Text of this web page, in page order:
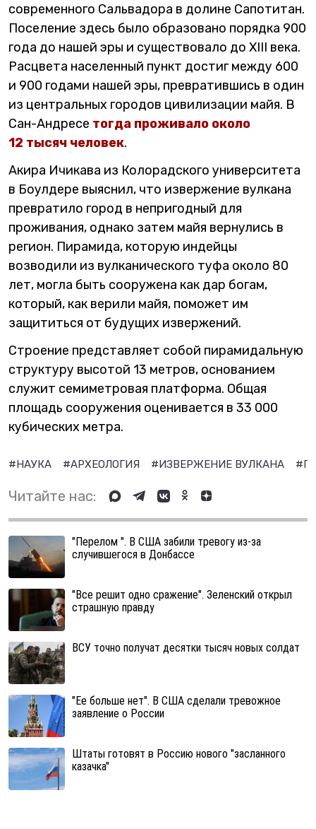
современного Сальвадора в долине Сапотитан.
Поселение здесь было образовано порядка 900
года до нашей эры и существовало до XIII века.
Расцвета населенный пункт достиг между 600
и 900 годами нашей эры, превратившись в один
из центральных городов цивилизации майя. В
Сан-Андресе тогда проживало около
12 тысяч человек.
Акира Ичикава из Колорадского университета
в Боулдере выяснил, что извержение вулкана
превратило город в непригодный для
проживания, однако затем майя вернулись в
регион. Пирамида, которую индейцы
возводили из вулканического туфа около 80
лет, могла быть сооружена как дар богам,
который, как верили майя, поможет им
защититься от будущих извержений.
Строение представляет собой пирамидальную
структуру высотой 13 метров, основанием
служит семиметровая платформа. Общая
площадь сооружения оценивается в 33 000
кубических метра.
#НАУКА #АРХЕОЛОГИЯ #ИЗВЕРЖЕНИЕ ВУЛКАНА
Читайте нас:
"Перелом ". В США забили тревогу из-за
случившегося в Донбассе
"Все решит одно сражение". Зеленский открыл
страшную правду
ВСУ точно получат десятки тысяч новых солдат
"Ее больше нет". В США сделали тревожное
заявление о России
Штаты готовят в Россию нового "засланного
казачка"